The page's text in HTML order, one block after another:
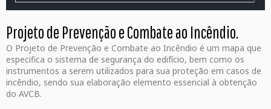
Projeto de Prevenção e Combate ao Incêndio.
O Projeto de Prevenção e Combate ao Incêndio é um mapa que
especifica o sistema de segurança do edifício, bem como os
instrumentos a serem utilizados para sua proteção em casos de
incêndio, sendo sua elaboração elemento essencial à obtenção
do AVCB.